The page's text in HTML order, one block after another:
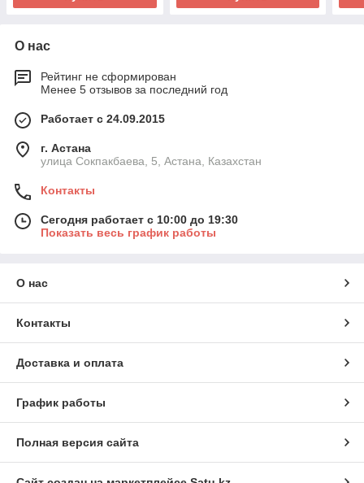
О нас
Рейтинг не сформирован
Менее 5 отзывов за последний год
Работает с 24.09.2015
г. Астана
улица Сокпакбаева, 5, Астана, Казахстан
Контакты
Сегодня работает с 10:00 до 19:30
Показать весь график работы
О нас
Контакты
Доставка и оплата
График работы
Полная версия сайта